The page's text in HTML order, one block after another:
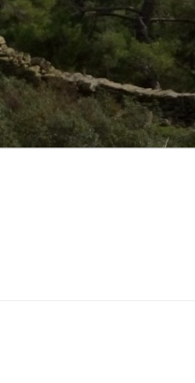
Saltar
al
contenido